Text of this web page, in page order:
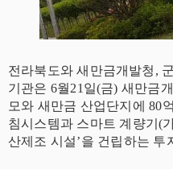
전라북도와 새만금개발청,
기관은 6월21일(금) 새만금
모와 새만금 산업단지에 80
침시스템과 스마트 계량기(
산제조 시설’을 건립하는 투